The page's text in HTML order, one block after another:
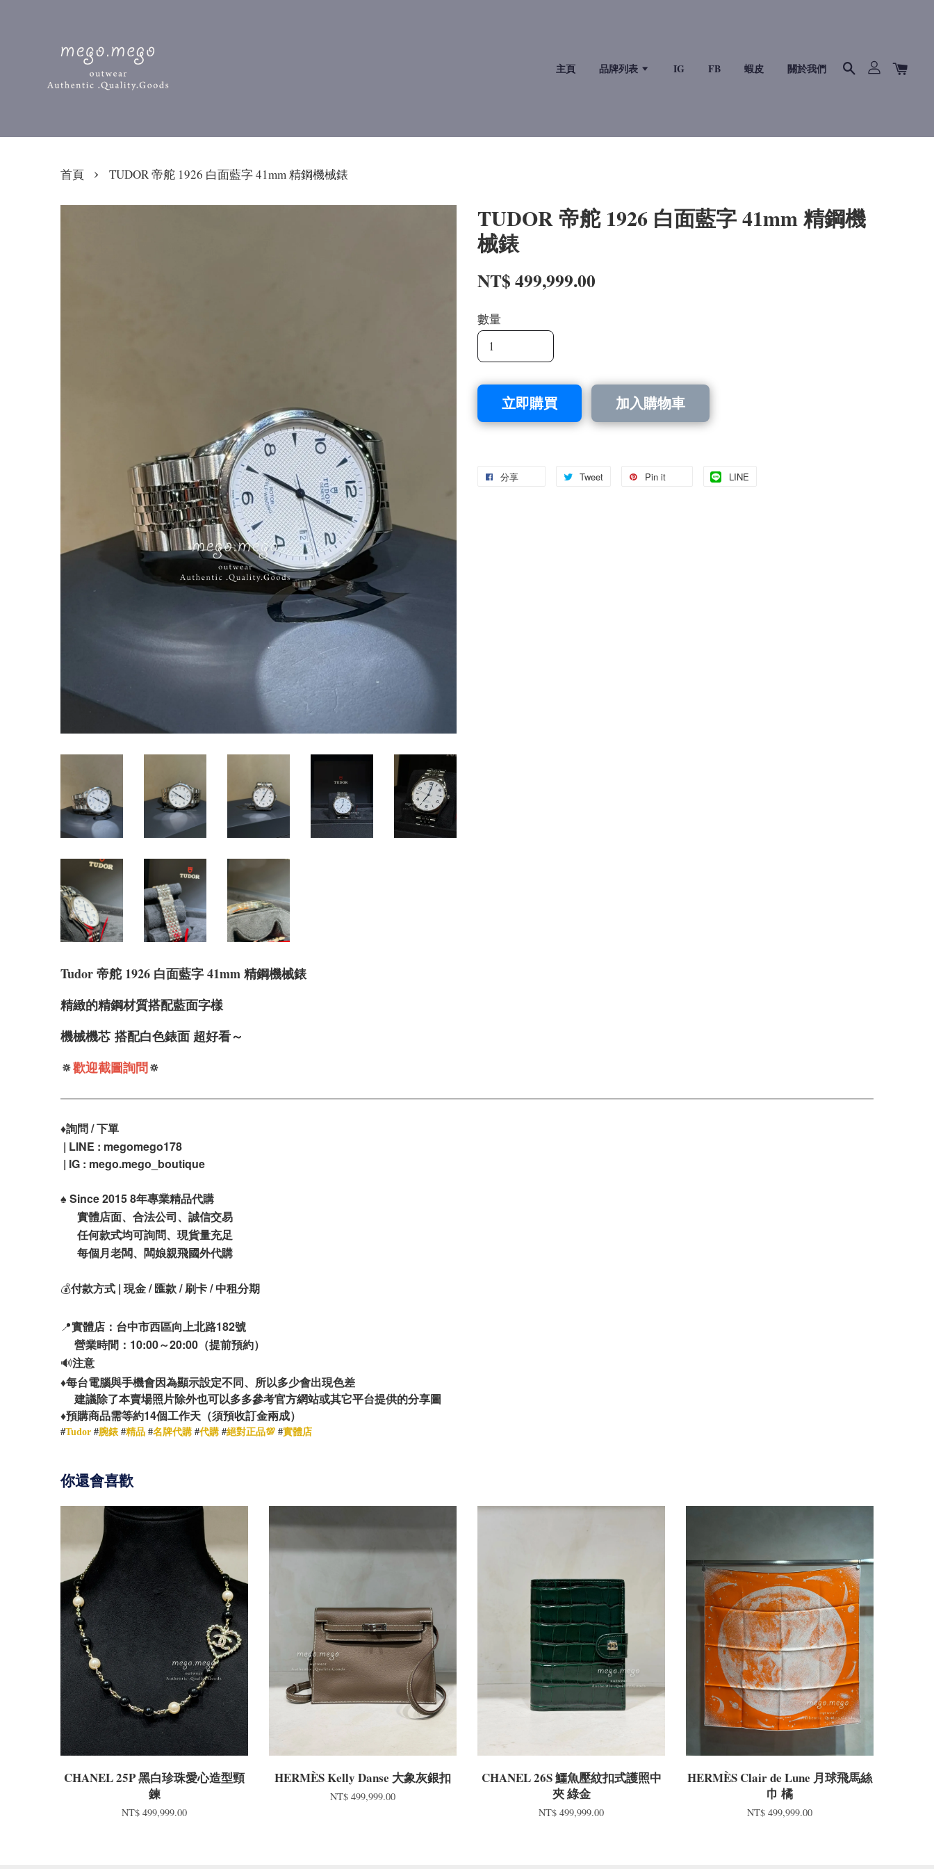
主頁 品牌列表 IG FB 蝦皮 關於我們
首頁 › TUDOR 帝舵 1926 白面藍字 41mm 精鋼機械錶
TUDOR 帝舵 1926 白面藍字 41mm 精鋼機
械錶
NT$ 499,999.00
數量
立即購買 加入購物車
分享 Tweet Pin it LINE
Tudor 帝舵 1926 白面藍字 41mm 精鋼機械錶
精緻的精鋼材質搭配藍面字樣
機械機芯 搭配白色錶面 超好看～
🔅歡迎截圖詢問🔅
♦️詢問 / 下單
| LINE : megomego178
| IG : mego.mego_boutique
♠️ Since 2015 8年專業精品代購
實體店面、合法公司、誠信交易
任何款式均可詢問、現貨量充足
每個月老闆、闆娘親飛國外代購
💰付款方式 | 現金 / 匯款 / 刷卡 / 中租分期
📍實體店：台中市西區向上北路182號
營業時間：10:00～20:00（提前預約）
🔊注意
♦️每台電腦與手機會因為顯示設定不同、所以多少會出現色差
建議除了本賣場照片除外也可以多多參考官方網站或其它平台提供的分享圖
♦️預購商品需等約14個工作天（須預收訂金兩成）
#Tudor #腕錶 #精品 #名牌代購 #代購 #絕對正品💯 #實體店
你還會喜歡
CHANEL 25P 黑白珍珠愛心造型頸
鍊
NT$ 499,999.00
HERMÈS Kelly Danse 大象灰銀扣
NT$ 499,999.00
CHANEL 26S 鱷魚壓紋扣式護照中
夾 綠金
NT$ 499,999.00
HERMÈS Clair de Lune 月球飛馬絲
巾 橘
NT$ 499,999.00